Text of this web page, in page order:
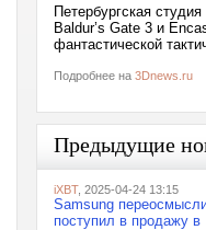
Петербургская
Baldur’s Gate 3 и
фантастической
Подробнее на 3Dnews.ru
Предыдущие
iXBT, 2025-04-24 13:15
Samsung
поступил в продажу в